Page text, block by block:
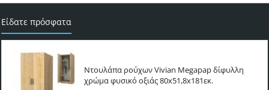
Είδατε πρόσφατα
Ντουλάπα ρούχων Vivian Megapap δίφυλλη
χρώμα φυσικό οξιάς 80x51,8x181εκ.